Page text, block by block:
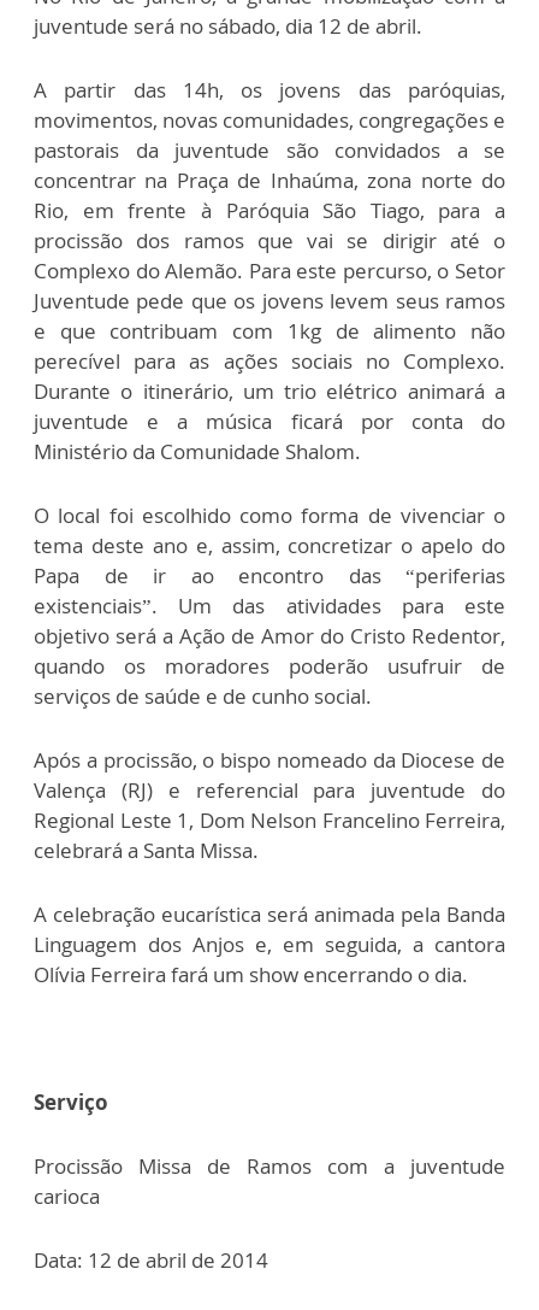
juventude será no sábado, dia 12 de abril.
A partir das 14h, os jovens das paróquias,
movimentos, novas comunidades, congregações e
pastorais da juventude são convidados a se
concentrar na Praça de Inhaúma, zona norte do
Rio, em frente à Paróquia São Tiago, para a
procissão dos ramos que vai se dirigir até o
Complexo do Alemão. Para este percurso, o Setor
Juventude pede que os jovens levem seus ramos
e que contribuam com 1kg de alimento não
perecível para as ações sociais no Complexo.
Durante o itinerário, um trio elétrico animará a
juventude e a música ficará por conta do
Ministério da Comunidade Shalom.
O local foi escolhido como forma de vivenciar o
tema deste ano e, assim, concretizar o apelo do
Papa de ir ao encontro das “periferias
existenciais”. Um das atividades para este
objetivo será a Ação de Amor do Cristo Redentor,
quando os moradores poderão usufruir de
serviços de saúde e de cunho social.
Após a procissão, o bispo nomeado da Diocese de
Valença (RJ) e referencial para juventude do
Regional Leste 1, Dom Nelson Francelino Ferreira,
celebrará a Santa Missa.
A celebração eucarística será animada pela Banda
Linguagem dos Anjos e, em seguida, a cantora
Olívia Ferreira fará um show encerrando o dia.
Serviço
Procissão Missa de Ramos com a juventude
carioca
Data: 12 de abril de 2014